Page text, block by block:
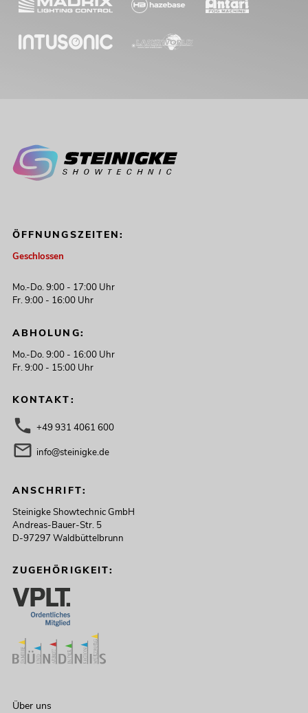
ÖFFNUNGSZEITEN:
Geschlossen
Mo.-Do. 9:00 - 17:00 Uhr
Fr. 9:00 - 16:00 Uhr
ABHOLUNG:
Mo.-Do. 9:00 - 16:00 Uhr
Fr. 9:00 - 15:00 Uhr
KONTAKT:
+49 931 4061 600
info@steinigke.de
ANSCHRIFT:
Steinigke Showtechnic GmbH
Andreas-Bauer-Str. 5
D-97297 Waldbüttelbrunn
ZUGEHÖRIGKEIT:
Über uns